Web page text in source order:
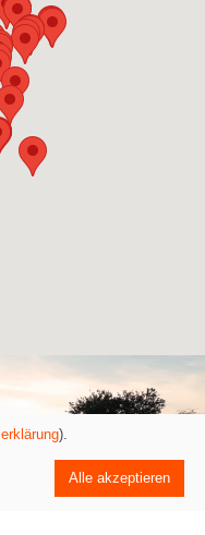
Versand -
).
Alle akzeptieren